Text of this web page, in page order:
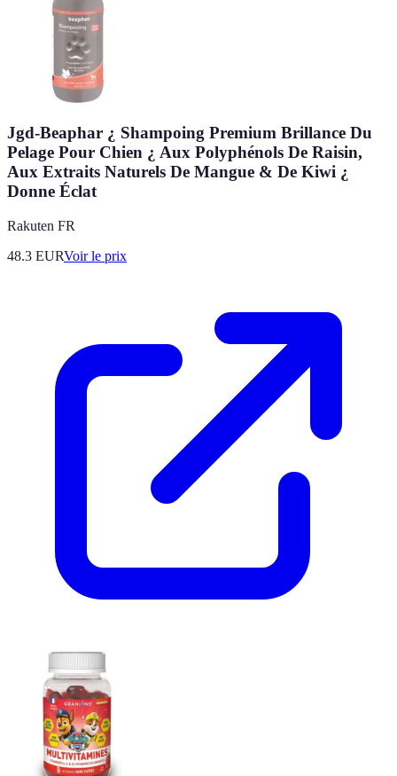
Jgd-Beaphar ¿ Shampoing Premium Brillance Du
Pelage Pour Chien ¿ Aux Polyphénols De Raisin,
Aux Extraits Naturels De Mangue & De Kiwi ¿
Donne Éclat
Rakuten FR
48.3 EURVoir le prix